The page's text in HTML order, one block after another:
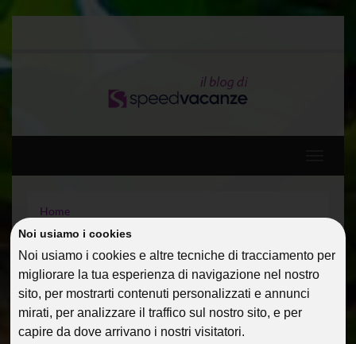
Noi usiamo i cookies
Noi usiamo i cookies e altre tecniche di tracciamento per
migliorare la tua esperienza di navigazione nel nostro
sito, per mostrarti contenuti personalizzati e annunci
mirati, per analizzare il traffico sul nostro sito, e per
capire da dove arrivano i nostri visitatori.
Home
Diario di viaggio: Spagna, Baleari e Francia a bordo di
Mykonos – Diario di un’entusiasmante viaggio
MYKONOS – DIARIO DI
UN’ENTUSIASMANTE